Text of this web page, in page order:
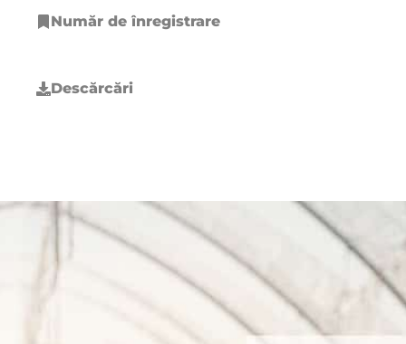
Număr de înregistrare
Descărcări